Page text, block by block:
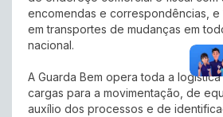
encomendas e correspondências,
em transportes de mudanças em
nacional.
A Guarda Bem opera toda a
cargas para a movimentação, de
auxílio dos processos e de